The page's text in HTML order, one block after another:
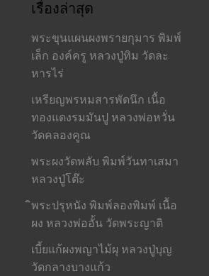
เรื่องล่าสุด
พระขุนแผนผงพรายกุมาร พิมพ์
เล็ก องค์ครู หลวงปู่ทิม วัดละ
หารไร่
เหรียญพรหมสารพัดนึก เนื้อ
ทองแดงรมมันปู หลวงพ่อหวั่น
วัดคลองคูณ
พระผงวัดพลับ พิมพ์วันทาเสมา
หลวงปู่โต๊ะ
ิพระปรุหนัง พิมพ์ลองพิมพ์ เนื้อ
ผง หลวงพ่ออั้น วัดพระญาติ
เบี้ยแก้ผงพญาไม้ผุ หลวงปู่บุญ
วัดกลางบางแก้ว